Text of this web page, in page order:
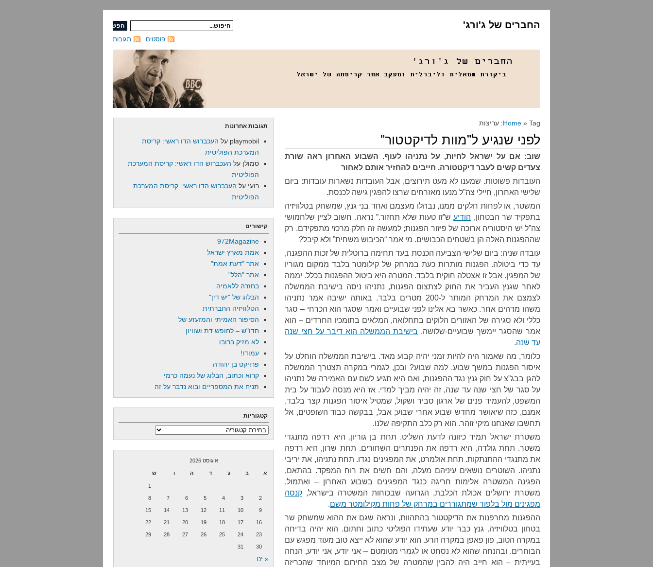
החברים של ג'ורג'
תגובות פוסטים
Home » Tag: עריצות
לפני שנגיע ל”מוות לדיקטטור”
שוב: אם על ישראל לחיות, על נתניהו לעוף. השבוע האחרון ראה שורת
צעדים קשים לעבר דיקטטורה. חייבים להחזיר אותם לאחור
העובדות פשוטות. שמענו לא מעט תירוצים, אבל העובדות נשארות עובדות: ביום
שלישי האחרון, חיילי צה”ל מנעו מאזרחים שרצו להפגין גישה לכנסת.
המשטר, או לפחות חלקים ממנו, נבהלו מעצמם ואחד בני גנץ, שמשחק בטלוויזיה
בתפקיד שר הבטחון, הודיעש”זו טעות שלא תחזור.” נראה. חשוב לציין שלחמושי
צה”ל יש היסטוריה ארוכה של פיזור הפגנות; למעשה זה חלק מרכזי מתפקידם. רק
שההפגנות האלה הן בשטחים הכבושים. מי אמר “הכיבוש משחית” ולא קיבל?
עובדה שניה: ביום שלישי הצביעה הכנסת בעד תחימה ברוטלית של זכות ההפגנה,
עד כדי ביטולה. הפגנות מותרות כעת במרחק של קילומטר בלבד ממקום מגוריו
של המפגין. אבל זו אצטלה חוקית בלבד. המטרה היא ביטול ההפגנות בכלל. יממה
לאחר שגנץ העביר את החוק לצתצום הפגנות, נתניהו ניסה בישיבת הממשלה
לצמצם את המרחק המותר ל-200 מטרים בלבד. באותה ישיבה אמר נתניהו
משהו מדהים אחר. כאשר בא אלינו לפני שבועיים ואמר שסגר הוא הכרחי – סגר
כללי ולא סגירה של האזורים הלוקים בתחלואה, המלאים בתומכיו החרדים – הוא
אמר שהסגר יימשך שבועיים-שלושה. בישיבת הממשלה הוא דיבר על חצי שנה
עד שנה.
כלומר, מה שאמור היה להיות זמני יהיה קבוע מאד. בישיבת הממשלה הוחלט על
איסור הפגנות במשך שבוע. למה שבוע? ובכן, לגמרי במקרה תצטרך הממשלה
להגן בבג”צ על חוק גנץ נגד ההפגנות, ואם היא תגיע לשם עם האמירה של נתניהו
על סגר של חצי שנה עד שנה, זה יהיה מביך למדי. אז היא מנסה לעבוד על בית
המשפט, להעמיד פנים של ארגון סביר ושקול, שמטיל איסור הפגנות קצר בלבד.
אמנם, כזה שיאושר מחדש שבוע אחרי שבוע; אבל, בבקשה כבוד השופטים, אל
תחשבו שאנחנו מיקי זוהר. הוא רק כלב התקיפה שלנו.
משטרת ישראל תמיד כיוונה לדעת השליט. תחת בן גוריון, היא רדפה מתנגדי
משטר. תחת גולדה, היא רדפה את הפנתרים השחורים. תחת שרון, היא רדפה
את מתנגדי ההתנתקות. תחת אולמרט, את המפגינים נגדו. תחת נתניהו, את יריבי
נתניהו. השוטרים נושאים עיניהם מעלה, והם חשים את רוח המפקד. בהתאם,
הפגינה המשטרה אלימות חריגה כנגד המפגינים בשבוע האחרון – ואתמול,
משטרת ירושלים אכולת הכלבת, הגרועה שבכוחות המשטרה בישראל, קנסה
מפגינים מול בלפור שמתגוררים במרחק של פחות מקילומטר משם.
ההפגנות מחרפנות את הדיקטטור בהתהוות, ונראה שגם את ההוא שמשחק שר
בטחון בטלוויזיה. גנץ כבר יודע שעתידו הפוליטי כתוב וחתום. הוא יהיה בדיחה
במקרה הטוב, פון פאפן במקרה הרע. הוא יודע שהוא לא ייצא טוב מעוד מפגש עם
הבוחרים. ובהנחה שהוא לא נסחט או לגמרי מטומטם – אני יודע, אני יודע, הנחה
בעייתית – הוא חייב היה להבין שהמטרה של מצב החירום המיוחד שהכריזה
תגובות אחרונות
playmobil על העכברוש הדו ראשי: קריסת
המערכת הפוליטית
סמולן על העכברוש הדו ראשי: קריסת המערכת
הפוליטית
רועי על העכברוש הדו ראשי: קריסת המערכת
הפוליטית
קישורים
972Magazine
אמת מארץ ישראל
אתר "דעת אמת"
אתר "הלל"
בחזרה ללאמיה
הבלוג של "יש דין"
הטלוויזיה החברתית
הסיפור האמיתי והמזעזע של
חדו"ש – לחופש דת ושוויון
לא מזיק ברובו
עמודו!
פרויקט בן יהודה
קרוא וכתוב, הבלוג של נעמה כרמי
תניח את המספריים ובוא נדבר על זה
קטגוריות
קטגוריות
אוגוסט 2026
א ב ג ד ה ו ש
1
2
3
4
5
6
7
8
9
10
11
12
13
14
15
16
17
18
19
20
21
22
23
24
25
26
27
28
29
30
31
« ינו